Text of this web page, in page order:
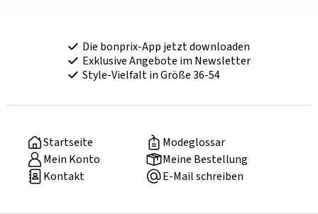
Die bonprix-App jetzt downloaden
Exklusive Angebote im Newsletter
Style-Vielfalt in Größe 36-54
Startseite
Modeglossar
Mein Konto
Meine Bestellung
Kontakt
E-Mail schreiben